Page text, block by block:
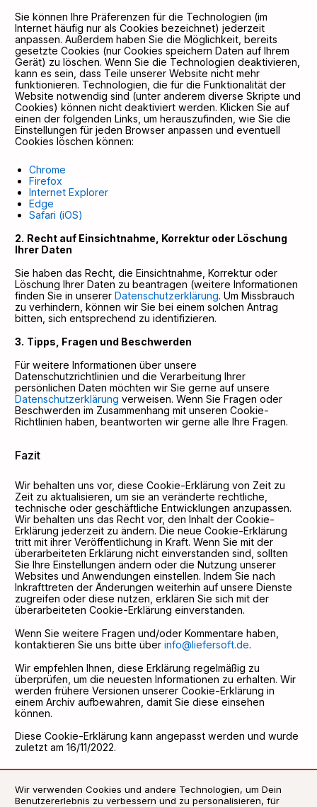
Sie können Ihre Präferenzen für die Technologien (im
Internet häufig nur als Cookies bezeichnet) jederzeit
anpassen. Außerdem haben Sie die Möglichkeit, bereits
gesetzte Cookies (nur Cookies speichern Daten auf Ihrem
Gerät) zu löschen. Wenn Sie die Technologien deaktivieren,
kann es sein, dass Teile unserer Website nicht mehr
funktionieren. Technologien, die für die Funktionalität der
Website notwendig sind (unter anderem diverse Skripte und
Cookies) können nicht deaktiviert werden. Klicken Sie auf
einen der folgenden Links, um herauszufinden, wie Sie die
Einstellungen für jeden Browser anpassen und eventuell
Cookies löschen können:
Chrome
Firefox
Internet Explorer
Edge
Safari (iOS)
Recht auf Einsichtnahme, Korrektur oder Löschung
Ihrer Daten
Sie haben das Recht, die Einsichtnahme, Korrektur oder
Löschung Ihrer Daten zu beantragen (weitere Informationen
finden Sie in unserer Datenschutzerklärung. Um Missbrauch
zu verhindern, können wir Sie bei einem solchen Antrag
bitten, sich entsprechend zu identifizieren.
Tipps, Fragen und Beschwerden
Für weitere Informationen über unsere
Datenschutzrichtlinien und die Verarbeitung Ihrer
persönlichen Daten möchten wir Sie gerne auf unsere
Datenschutzerklärung verweisen. Wenn Sie Fragen oder
Beschwerden im Zusammenhang mit unseren Cookie-
Richtlinien haben, beantworten wir gerne alle Ihre Fragen.
Fazit
Wir behalten uns vor, diese Cookie-Erklärung von Zeit zu
Zeit zu aktualisieren, um sie an veränderte rechtliche,
technische oder geschäftliche Entwicklungen anzupassen.
Wir behalten uns das Recht vor, den Inhalt der Cookie-
Erklärung jederzeit zu ändern. Die neue Cookie-Erklärung
tritt mit ihrer Veröffentlichung in Kraft. Wenn Sie mit der
überarbeiteten Erklärung nicht einverstanden sind, sollten
Sie Ihre Einstellungen ändern oder die Nutzung unserer
Websites und Anwendungen einstellen. Indem Sie nach
Inkrafttreten der Änderungen weiterhin auf unsere Dienste
zugreifen oder diese nutzen, erklären Sie sich mit der
überarbeiteten Cookie-Erklärung einverstanden.
Wenn Sie weitere Fragen und/oder Kommentare haben,
kontaktieren Sie uns bitte über info@liefersoft.de.
Wir empfehlen Ihnen, diese Erklärung regelmäßig zu
überprüfen, um die neuesten Informationen zu erhalten. Wir
werden frühere Versionen unserer Cookie-Erklärung in
einem Archiv aufbewahren, damit Sie diese einsehen
können.
Diese Cookie-Erklärung kann angepasst werden und wurde
zuletzt am 16/11/2022.
Wir verwenden Cookies und andere Technologien, um Dein
Benutzererlebnis zu verbessern und zu personalisieren, für